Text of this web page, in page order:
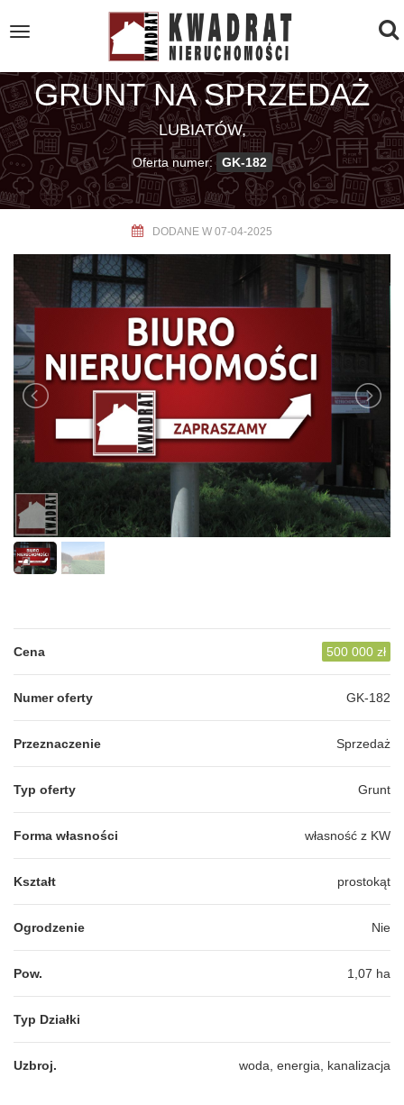
Toggle
GRUNT NA SPRZEDAŻ
LUBIATÓW,
Oferta numer: GK-182
DODANE W 07-04-2025
Cena 500 000 zł
Numer oferty GK-182
Przeznaczenie Sprzedaż
Typ oferty Grunt
Forma własności własność z KW
Kształt prostokąt
Ogrodzenie Nie
Pow. 1,07 ha
Typ Działki
Uzbroj. woda, energia, kanalizacja